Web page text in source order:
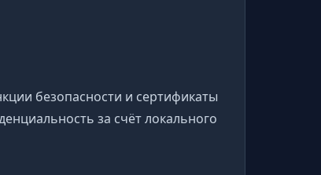
безопасности и сертификаты
за счёт локального